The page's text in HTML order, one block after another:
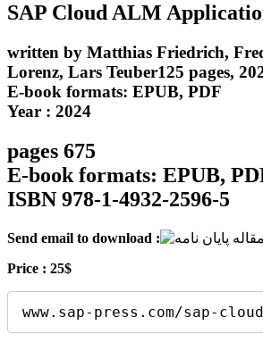
SAP Cloud ALM
written by Matthias Friedrich,
Lorenz, Lars Teuber125 pages,
E-book formats: EPUB, PDF
Year : 2024
675 pages
E-book formats: EPUB,
ISBN 978-1-4932-2596-5
Send email to download :
Price : 25$
www.sap-press.com/sap-